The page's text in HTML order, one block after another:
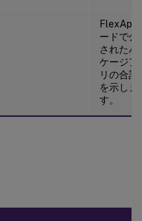
FlexApp
ードで公
されたパ
ケージア
リの合計
を示しま
す。